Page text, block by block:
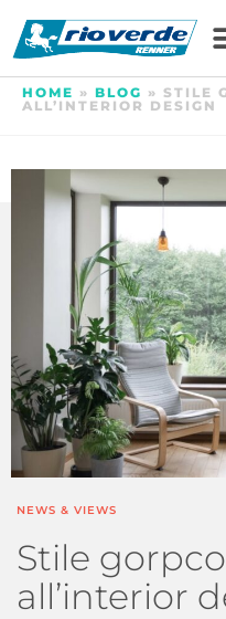
HOME » BLOG » STILE
ALL’INTERIOR DESIGN
NEWS & VIEWS
Stile
all’interior